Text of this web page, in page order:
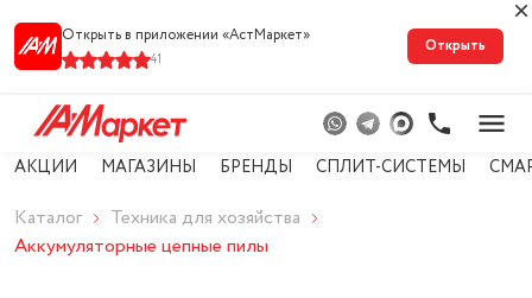
Открыть в приложении «АстМарке‪т‬»
41
Открыть
АКЦИИ МАГАЗИНЫ БРЕНДЫ СПЛИТ-СИСТЕМЫ
Каталог
Техника для хозяйства
Аккумуляторные цепные пилы